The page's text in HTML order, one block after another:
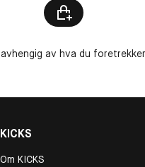
av hva du foretrekker
KICKS
Om KICKS